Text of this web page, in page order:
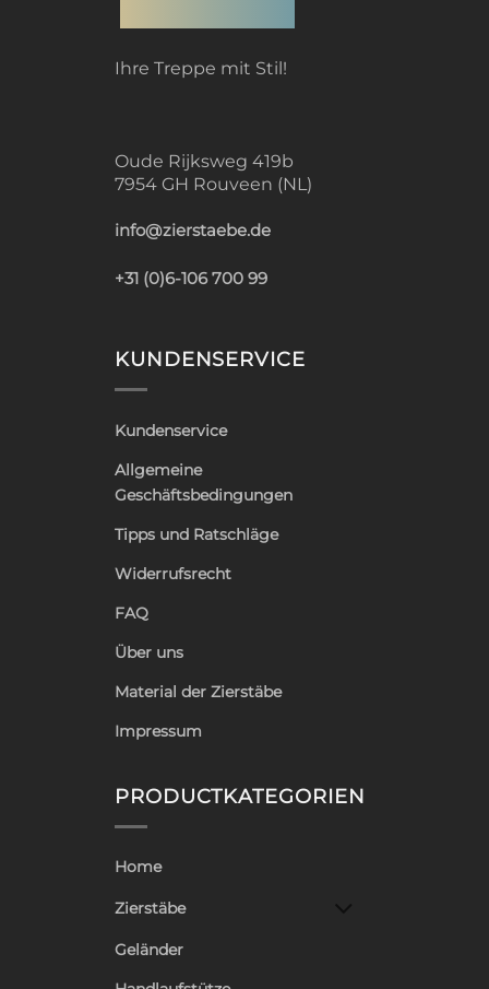
Ihre Treppe mit Stil!
Oude Rijksweg 419b
7954 GH Rouveen (NL)
info@zierstaebe.de
+31 (0)6-106 700 99
KUNDENSERVICE
Kundenservice
Allgemeine
Geschäftsbedingungen
Tipps und Ratschläge
Widerrufsrecht
FAQ
Über uns
Material der Zierstäbe
Impressum
PRODUCTKATEGORIEN
Home
Zierstäbe
Geländer